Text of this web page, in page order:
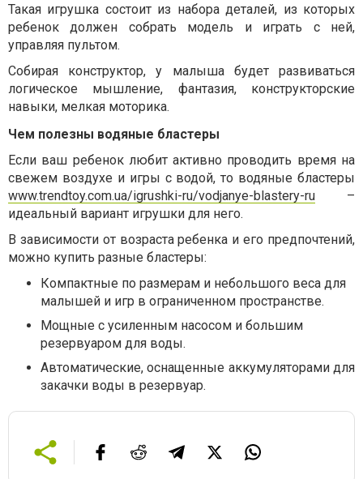
Такая игрушка состоит из набора деталей, из которых
ребенок должен собрать модель и играть с ней,
управляя пультом.
Собирая конструктор, у малыша будет развиваться
логическое мышление, фантазия, конструкторские
навыки, мелкая моторика.
Чем полезны водяные бластеры
Если ваш ребенок любит активно проводить время на
свежем воздухе и игры с водой, то водяные бластеры
www.trendtoy.com.ua/igrushki-ru/vodjanye-blastery-ru
–
идеальный вариант игрушки для него.
В зависимости от возраста ребенка и его предпочтений,
можно купить разные бластеры:
Компактные по размерам и небольшого веса для
малышей и игр в ограниченном пространстве.
Мощные с усиленным насосом и большим
резервуаром для воды.
Автоматические, оснащенные аккумуляторами для
закачки воды в резервуар.